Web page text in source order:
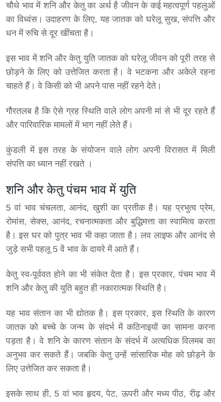
चौथे भाव में शनि और केतु का अर्थ है जीवन के कई महत्वपूर्ण पहलुओं
का विध्वंस। उदाहरण के लिए, यह जातक को घरेलू सुख, संपत्ति और
धन में रुचि से दूर खींचता है।
इस भाव में शनि और केतु युति जातक को घरेलू जीवन को पूरी तरह से
छोड़ने के लिए को उत्तेजित करता है। वे भटकना और अकेले रहना
चाहते हैं। वे किसी को भी अपने पास नहीं रहने देते।
गौरतलब है कि ऐसे ग्रह स्थिति वाले लोग अपनी मां से भी दूर रहते हैं
और पारिवारिक मामलों में भाग नहीं लेते हैं।
कुंडली में इस तरह के संयोजन वाले लोग अपनी विरासत में मिली
संपत्ति का ध्यान नहीं रखते ।
शनि और केतु पंचम भाव में युति
5 वां भाव चंचलता, आनंद, खुशी का प्रतीक है। यह प्रभुत्व प्रेम,
रोमांस, सेक्स, आनंद, रचनात्मकता और बुद्धिमत्ता का स्वामित्व करता
है। इस घर को पुत्र भाव भी कहा जाता है। लव लाइफ और आनंद से
जुड़े सभी पहलू 5 वें भाव के दायरे में आते हैं।
केतु स्व-पूर्ववत होने का भी संकेत देता है। इस प्रकार, पंचम भाव में
शनि और केतु की युति बहुत ही नकारात्मक स्थिति है।
यह भाव संतान का भी द्योतक है। इस प्रकार, इस स्थिति के कारण
जातक को बच्चे के जन्म के संदर्भ में कठिनाइयों का सामना करना
पड़ता है। वे शनि के कारण संतान के संदर्भ में अत्यधिक विलमब का
अनुभव कर सकते हैं। जबकि केतु उन्हें सांसारिक मोह को छोड़ने के
लिए उत्तेजित कर सकता है।
इसके साथ ही, 5 वां भाव हृदय, पेट, ऊपरी और मध्य पीठ, रीढ़ और